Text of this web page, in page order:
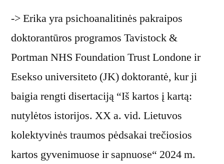
-> Erika yra psichoanalitinės pakraipos
doktorantūros programos Tavistock &
Portman NHS Foundation Trust Londone ir
Esekso universiteto (JK) doktorantė, kur ji
baigia rengti disertaciją “Iš kartos į kartą:
nutylėtos istorijos. XX a. vid. Lietuvos
kolektyvinės traumos pėdsakai trečiosios
kartos gyvenimuose ir sapnuose“ 2024 m.